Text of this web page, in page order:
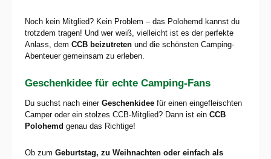
Noch kein Mitglied? Kein Problem – das Polohemd kannst du
trotzdem tragen! Und wer weiß, vielleicht ist es der perfekte
Anlass, dem CCB beizutreten und die schönsten Camping-
Abenteuer gemeinsam zu erleben.
Geschenkidee für echte Camping-Fans
Du suchst nach einer Geschenkidee für einen eingefleischten
Camper oder ein stolzes CCB-Mitglied? Dann ist ein CCB
Polohemd genau das Richtige!
Ob zum Geburtstag, zu Weihnachten oder einfach als